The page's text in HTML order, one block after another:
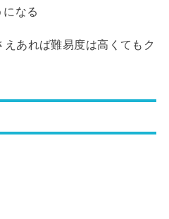
なる
えあれば難易度は高くてもク